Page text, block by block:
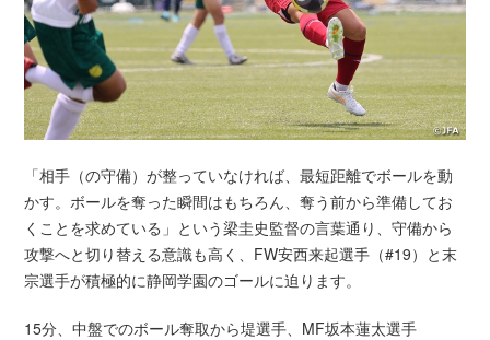
「相手（の守備）が整っていなければ、最短距離でボールを動
かす。ボールを奪った瞬間はもちろん、奪う前から準備してお
くことを求めている」という梁圭史監督の言葉通り、守備から
攻撃へと切り替える意識も高く、FW安西来起選手（#19）と末
宗選手が積極的に静岡学園のゴールに迫ります。
15分、中盤でのボール奪取から堤選手、MF坂本蓮太選手